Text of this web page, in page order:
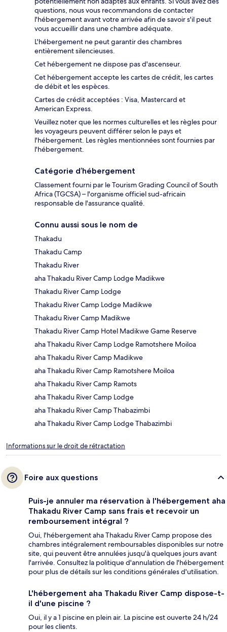
questions, nous vous recommandons de contacter
l'hébergement avant votre arrivée afin de savoir s'il peut
vous accueillir dans une chambre adéquate.
L'hébergement ne peut garantir des chambres
entièrement silencieuses.
Cet hébergement ne dispose pas d'ascenseur.
Cet hébergement accepte les cartes de crédit, les cartes
de débit et les espèces.
Cartes de crédit acceptées : Visa, Mastercard et
American Express.
Veuillez noter que les normes culturelles et les règles pour
les voyageurs peuvent différer selon le pays et
l'hébergement. Les règles mentionnées sont fournies par
l'hébergement.
Catégorie d’hébergement
Classement fourni par le Tourism Grading Council of South
Africa (TGCSA) – l'organisme officiel sud-africain
responsable de l'assurance qualité.
Connu aussi sous le nom de
Thakadu
Thakadu Camp
Thakadu River
aha Thakadu River Camp Lodge Madikwe
Thakadu River Camp Lodge
Thakadu River Camp Lodge Madikwe
Thakadu River Camp Madikwe
Thakadu River Camp Hotel Madikwe Game Reserve
aha Thakadu River Camp Lodge Ramotshere Moiloa
aha Thakadu River Camp Madikwe
aha Thakadu River Camp Ramotshere Moiloa
aha Thakadu River Camp Ramots
aha Thakadu River Camp Lodge
aha Thakadu River Camp Thabazimbi
aha Thakadu River Camp Lodge Thabazimbi
Informations sur le droit de rétractation
Foire aux questions
Puis-je annuler ma réservation à l'hébergement aha
Thakadu River Camp sans frais et recevoir un
remboursement intégral ?
Oui, l'hébergement aha Thakadu River Camp propose des
chambres intégralement remboursables disponibles sur notre
site, qui peuvent être annulées jusqu'à quelques jours avant
l'arrivée. Consultez la politique d'annulation de l'hébergement
pour plus de détails sur les conditions générales d'utilisation.
L'hébergement aha Thakadu River Camp dispose-t-
il d'une piscine ?
Oui, il y a 1 piscine en plein air. La piscine est ouverte 24 h/24
pour les clients.